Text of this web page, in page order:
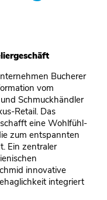
Bucherer
vom
Schmuckhändler
Retail. Das
eine Wohlfühl-
zum entspannten
Ein zentraler
innovative
integriert